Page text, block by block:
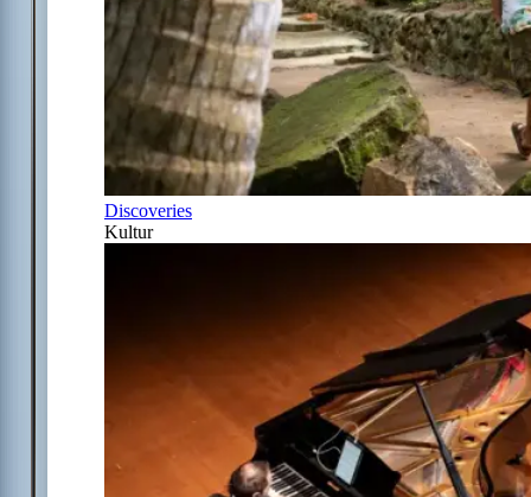
Discoveries
Kultur